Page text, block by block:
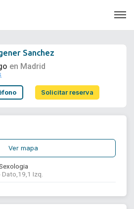
Soporte
Sanchez
en Madrid
Solicitar reserva
Ver mapa
Izq.